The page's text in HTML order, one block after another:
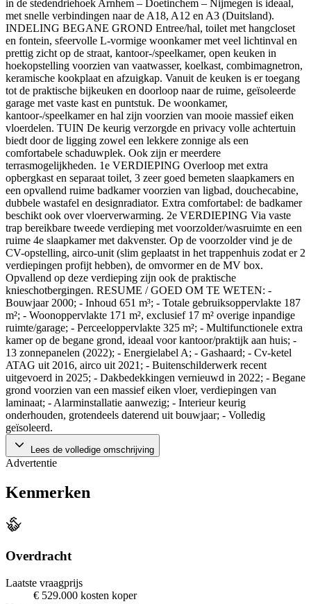
in de stedendriehoek Arnhem – Doetinchem – Nijmegen is ideaal,
met snelle verbindingen naar de A18, A12 en A3 (Duitsland).
INDELING BEGANE GROND Entree/hal, toilet met hangcloset
en fontein, sfeervolle L-vormige woonkamer met veel lichtinval en
prettig zicht op de straat, kantoor-/speelkamer, open keuken in
hoekopstelling voorzien van vaatwasser, koelkast, combimagnetron,
keramische kookplaat en afzuigkap. Vanuit de keuken is er toegang
tot de praktische bijkeuken en doorloop naar de ruime, geïsoleerde
garage met vaste kast en puntstuk. De woonkamer,
kantoor-/speelkamer en hal zijn voorzien van mooie massief eiken
vloerdelen. TUIN De keurig verzorgde en privacy volle achtertuin
biedt door de ligging zowel een lekkere zonnige als een
comfortabele schaduwplek. Ook zijn er meerdere
terrasmogelijkheden. 1e VERDIEPING Overloop met extra
opbergkast en separaat toilet, 3 zeer goed bemeten slaapkamers en
een opvallend ruime badkamer voorzien van ligbad, douchecabine,
dubbele wastafel en designradiator. Extra comfortabel: de badkamer
beschikt ook over vloerverwarming. 2e VERDIEPING Via vaste
trap bereikbare tweede verdieping met voorzolder/wasruimte en een
ruime 4e slaapkamer met dakvenster. Op de voorzolder vind je de
CV-opstelling, airco-unit (slim geplaatst in het trappenhuis zodat er 2
verdiepingen profijt hebben), de omvormer en de MV box.
Opvallend op deze verdieping zijn ook de praktische
knieschotbergingen. RESUME / GOED OM TE WETEN: -
Bouwjaar 2000; - Inhoud 651 m³; - Totale gebruiksoppervlakte 187
m²; - Woonoppervlakte 171 m², exclusief 17 m² overige inpandige
ruimte/garage; - Perceeloppervlakte 325 m²; - Multifunctionele extra
kamer op de begane grond, ideaal voor kantoor/praktijk aan huis; -
13 zonnepanelen (2022); - Energielabel A; - Gashaard; - Cv-ketel
ATAG uit 2016, airco uit 2021; - Buitenschilderwerk recent
uitgevoerd in 2025; - Dakbedekkingen vernieuwd in 2022; - Begane
grond voorzien van een massief eiken vloer, verdiepingen van
laminaat; - Alarminstallatie aanwezig; - Interieur keurig
onderhouden, grotendeels daterend uit bouwjaar; - Volledig
geïsoleerd.
Lees de volledige omschrijving
Advertentie
Kenmerken
Overdracht
Laatste vraagprijs
€ 529.000 kosten koper